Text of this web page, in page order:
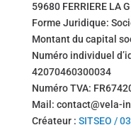
59680 FERRIERE LA
Forme Juridique:
Montant du capital
Numéro individuel
42070460300034
Numéro TVA:
Mail: contact@vela-
Créateur : SITSEO /